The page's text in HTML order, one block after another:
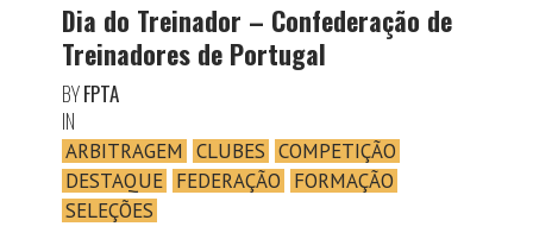
Dia do Treinador – Confederação de
Treinadores de Portugal
BYFPTA
IN
ARBITRAGEM CLUBES COMPETIÇÃO
DESTAQUE FEDERAÇÃO FORMAÇÃO
SELEÇÕES